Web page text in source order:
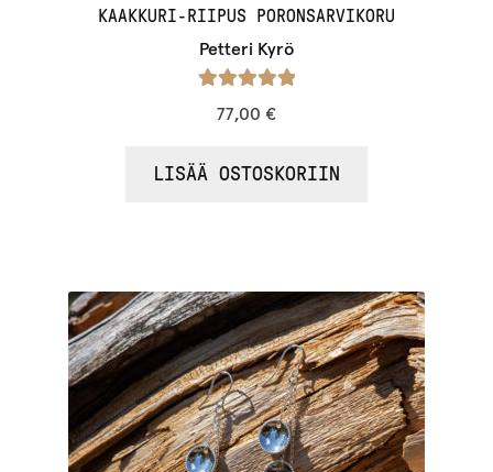
KAAKKURI-RIIPUS PORONSARVIKORU
Petteri Kyrö
77,00 €
LISÄÄ OSTOSKORIIN